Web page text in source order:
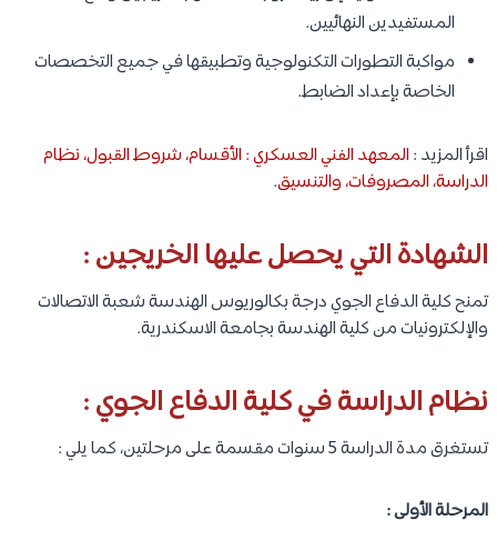
المستفيدين النهائيين.
مواكبة التطورات التكنولوجية وتطبيقها في جميع التخصصات
الخاصة بإعداد الضابط.
اقرأ المزيد : المعهد الفني العسكري : الأقسام، شروط القبول، نظام
الدراسة، المصروفات، والتنسيق.
الشهادة التي يحصل عليها الخريجين :
تمنح كلية الدفاع الجوي درجة بكالوريوس الهندسة شعبة الاتصالات
والإلكترونيات من كلية الهندسة بجامعة الاسكندرية.
نظام الدراسة في كلية الدفاع الجوي :
تستغرق مدة الدراسة 5 سنوات مقسمة على مرحلتين، كما يلي :
المرحلة الأولى :